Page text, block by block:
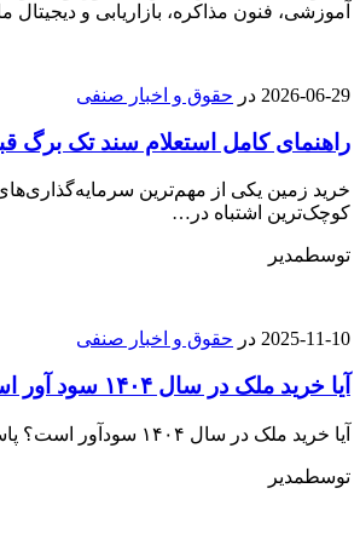
آموزشی، فنون مذاکره، بازاریابی و دیجیتال
2026-06-29 در حقوق و اخبار صنفی
راهنمای کامل استعلام سند تک برگ
خرید زمین یکی از مهم‌ترین
کوچک‌ترین اشتباه در…
توسطمدیر
2025-11-10 در حقوق و اخبار صنفی
آیا خرید ملک در سال ۱۴۰۴ سود آور است؟
آیا خرید ملک در سال ۱۴۰۴ سودآور است؟ پاسخ کوتاه: بله، اما…
توسطمدیر